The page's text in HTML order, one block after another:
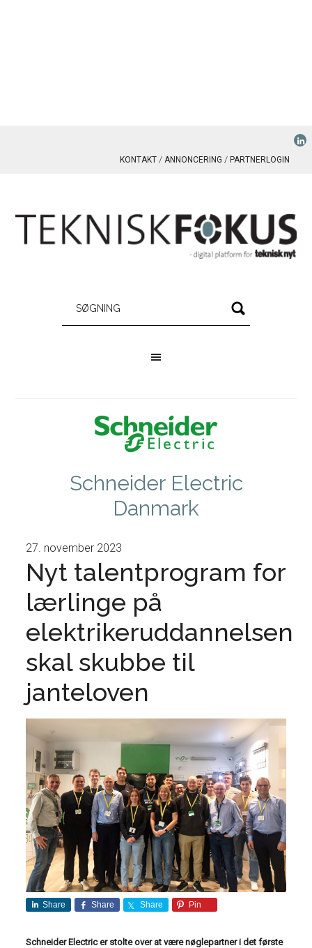
KONTAKT ANNONCERING PARTNERLOGIN
Schneider Electric
Danmark
27. november 2023
Nyt talentprogram for
lærlinge på
elektrikeruddannelsen
skal skubbe til
janteloven
Share Share Share Pin
Schneider Electric er stolte over at være nøglepartner i det første